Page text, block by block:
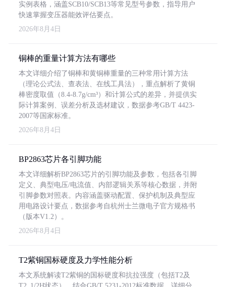
实例表格，涵盖SCB10/SCB13等常见型号参数，指导用户
快速掌握变压器能效评估要点。
2026年8月4日
铜棒的重量计算方法有哪些
本文详细介绍了铜棒和黄铜棒重量的三种常用计算方法
（理论公式法、查表法、在线工具法），重点解析了黄铜
棒密度取值（8.4-8.7g/cm³）和计算公式的差异，并提供实
际计算案例、误差分析及选材建议，数据参考GB/T 4423-
2007等国家标准。
2026年8月4日
BP2863芯片各引脚功能
本文详细解析BP2863芯片的引脚功能及参数，包括各引脚
定义、典型电压/电流值、内部逻辑关系等核心数据，并附
引脚参数对照表。内容涵盖驱动配置、保护机制及典型应
用电路设计要点，数据参考自杭州士兰微电子官方规格书
（版本V1.2）。
2026年8月4日
T2紫铜国标硬度及力学性能分析
本文系统解读T2紫铜的国标硬度和抗拉强度（包括T2及